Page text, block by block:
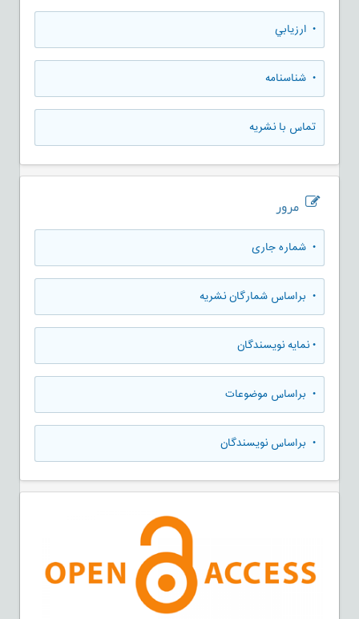
• ارزيابي
• شناسنامه
تماس با نشریه
مرور
• شماره جاری
• براساس شمارگان نشریه
•نمایه نویسندگان
• براساس موضوعات
• براساس نویسندگان